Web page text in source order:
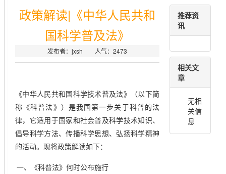
政策解读|《中华人民共和
国科学普及法》
发布者：jxsh 人气： 2473
《中华人民共和国科学技术普及法》（以下简
称《科普法》）是我国第一步关于科普的法
律，它适用于国家和社会普及科学技术知识、
倡导科学方法、传播科学思想、弘扬科学精神
的活动。现将政策解读如下：
一、《科普法》何时公布施行
推荐资
讯
相关文
章
无相
关信
息